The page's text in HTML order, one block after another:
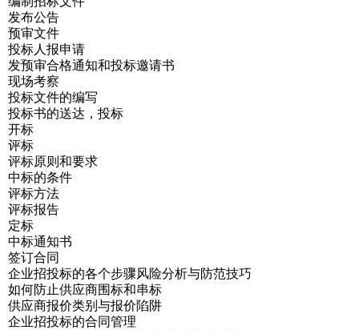
发布公告
预审文件
投标人报申请
发预审合格通知和投标邀请书
现场考察
投标文件的编写
投标书的送达，投标
开标
评标
评标原则和要求
中标的条件
评标方法
评标报告
定标
中标通知书
签订合同
企业招投标的各个步骤风险分析与防范技巧
如何防止供应商围标和串标
供应商报价类别与报价陷阱
企业招投标的合同管理